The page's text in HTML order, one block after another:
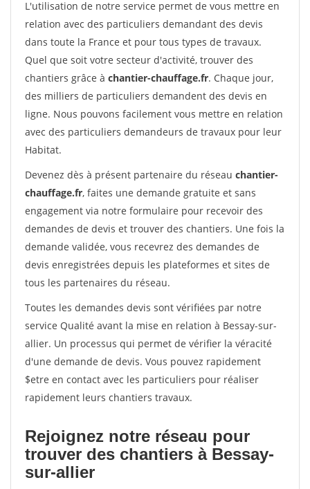
L'utilisation de notre service permet de vous mettre en
relation avec des particuliers demandant des devis
dans toute la France et pour tous types de travaux.
Quel que soit votre secteur d'activité, trouver des
chantiers grâce à chantier-chauffage.fr. Chaque jour,
des milliers de particuliers demandent des devis en
ligne. Nous pouvons facilement vous mettre en relation
avec des particuliers demandeurs de travaux pour leur
Habitat.
Devenez dès à présent partenaire du réseau chantier-
chauffage.fr, faites une demande gratuite et sans
engagement via notre formulaire pour recevoir des
demandes de devis et trouver des chantiers. Une fois la
demande validée, vous recevrez des demandes de
devis enregistrées depuis les plateformes et sites de
tous les partenaires du réseau.
Toutes les demandes devis sont vérifiées par notre
service Qualité avant la mise en relation à Bessay-sur-
allier. Un processus qui permet de vérifier la véracité
d'une demande de devis. Vous pouvez rapidement
$etre en contact avec les particuliers pour réaliser
rapidement leurs chantiers travaux.
Rejoignez notre réseau pour
trouver des chantiers à Bessay-
sur-allier